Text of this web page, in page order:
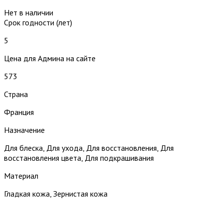
Нет в наличии
Срок годности (лет)
5
Цена для Админа на сайте
573
Страна
Франция
Назначение
Для блеска, Для ухода, Для восстановления, Для
восстановления цвета, Для подкрашивания
Материал
Гладкая кожа, Зернистая кожа